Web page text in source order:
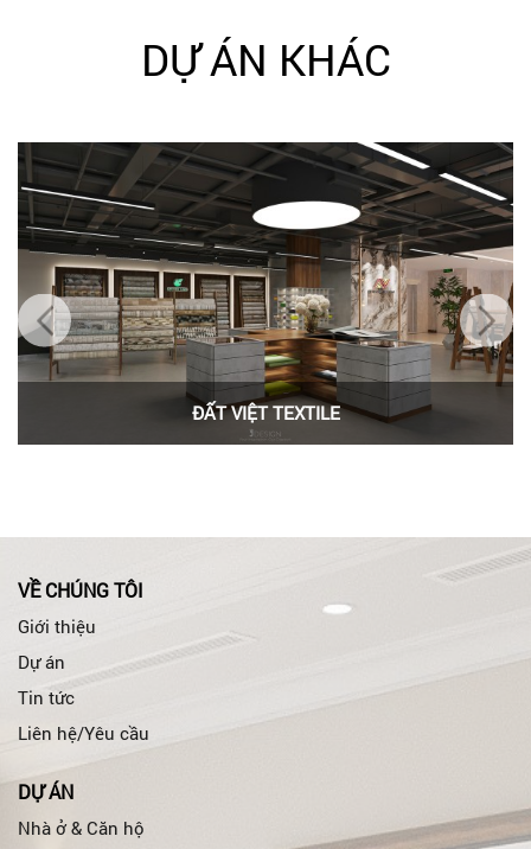
DỰ ÁN KHÁC
ĐẤT VIỆT TEXTILE
VỀ CHÚNG TÔI
Giới thiệu
Dự án
Tin tức
Liên hệ/Yêu cầu
DỰ ÁN
Nhà ở & Căn hộ